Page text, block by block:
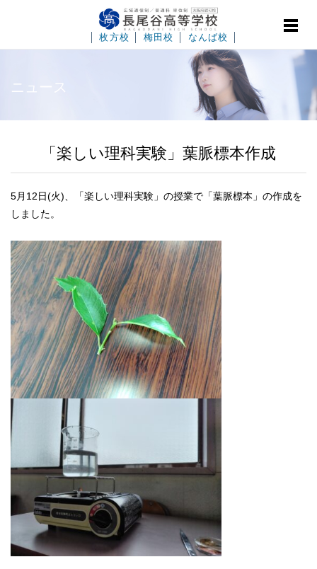
│枚方校 梅田校 なんば校
ニュース
「楽しい理科実験」葉脈標本作成
5月12日(火)、「楽しい理科実験」の授業で「葉脈標本」の作成を
しました。